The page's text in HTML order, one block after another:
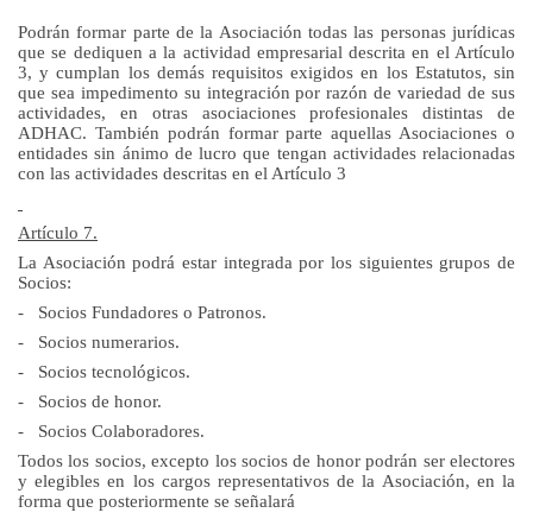
Podrán formar parte de la Asociación todas las personas jurídicas
que se dediquen a la actividad empresarial descrita en el Artículo
3, y cumplan los demás requisitos exigidos en los Estatutos, sin
que sea impedimento su integración por razón de variedad de sus
actividades, en otras asociaciones profesionales distintas de
ADHAC. También podrán formar parte aquellas Asociaciones o
entidades sin ánimo de lucro que tengan actividades relacionadas
con las actividades descritas en el Artículo 3
Artículo 7.
La Asociación podrá estar integrada por los siguientes grupos de
Socios:
-
Socios Fundadores o Patronos.
-
Socios numerarios.
-
Socios tecnológicos.
-
Socios de honor.
-
Socios Colaboradores.
Todos los socios, excepto los socios de honor podrán ser electores
y elegibles en los cargos representativos de la Asociación, en la
forma que posteriormente se señalará